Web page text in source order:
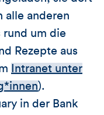
alle anderen
rund um die
Rezepte aus
Intranet unter
).
in der Bank